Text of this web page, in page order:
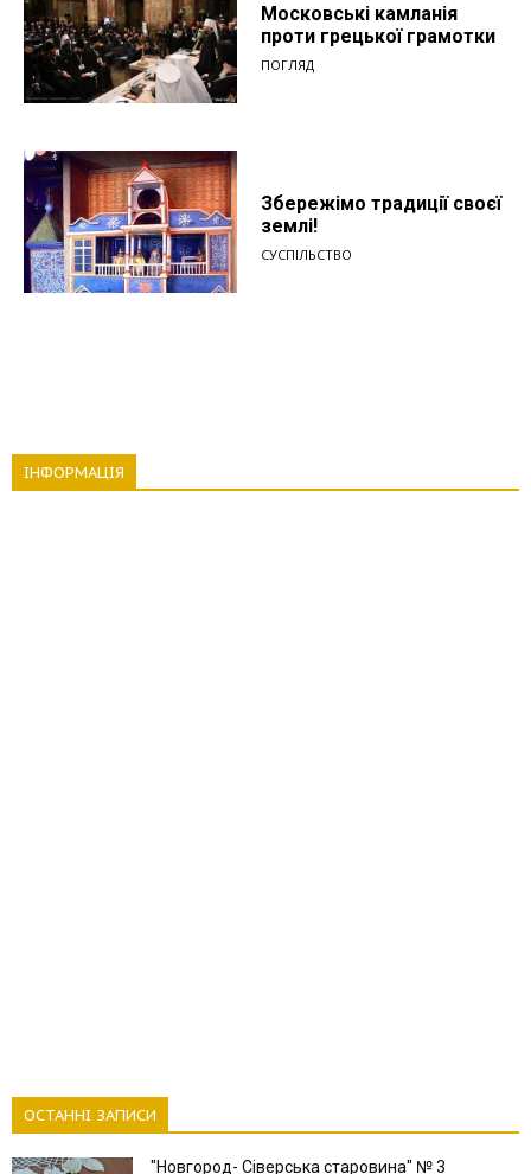
Московські камланія
проти грецької грамотки
ПОГЛЯД
Збережімо традиції своєї
землі!
СУСПІЛЬСТВО
ІНФОРМАЦІЯ
ОСТАННІ ЗАПИСИ
"Новгород- Сіверська старовина" № 3